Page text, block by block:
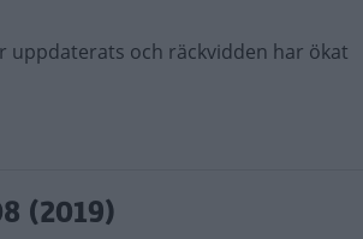
uppdaterats och räckvidden har ökat
(2019)